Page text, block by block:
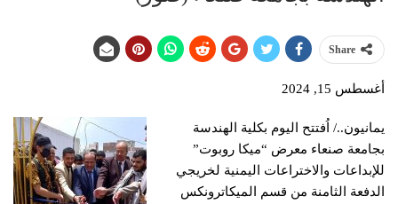
Share
أغسطس 15, 2024
يمانيون../ اُفتتح اليوم بكلية الهندسة
بجامعة صنعاء معرض “ميكا روبوت”
للإبداعات والاختراعات اليمنية لخريجي
الدفعة الثامنة من قسم الميكاترونكس